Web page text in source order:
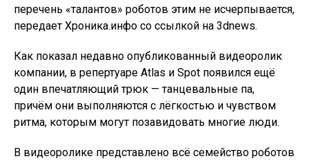
перечень «талантов» роботов этим не исчерпывается,
передает Хроника.инфо со ссылкой на 3dnews.
Как показал недавно опубликованный видеоролик
компании, в репертуаре Atlas и Spot появился ещё
один впечатляющий трюк — танцевальные па,
причём они выполняются с лёгкостью и чувством
ритма, которым могут позавидовать многие люди.
В видеоролике представлено всё семейство роботов